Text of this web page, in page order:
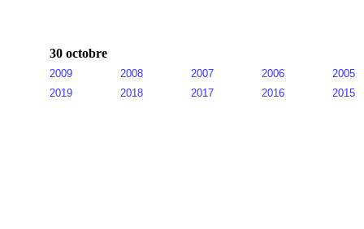
30 octobre
2009 2008 2007 2006
2005
2019
2018 2017 2016 2015